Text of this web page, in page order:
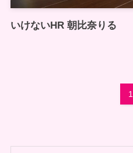
いけないHR 朝比奈りる
1